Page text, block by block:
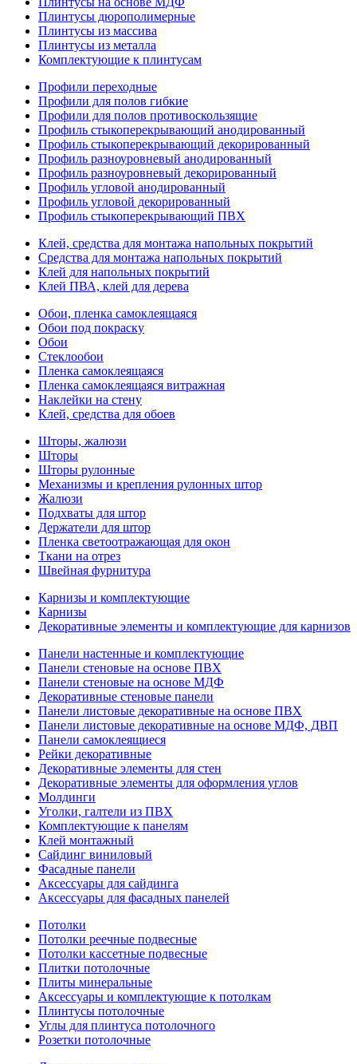
Плинтусы дюрополимерные
Плинтусы из массива
Плинтусы из металла
Комплектующие к плинтусам
Профили переходные
Профили для полов гибкие
Профили для полов противоскользящие
Профиль стыкоперекрывающий анодированный
Профиль стыкоперекрывающий декорированный
Профиль разноуровневый анодированный
Профиль разноуровневый декорированный
Профиль угловой анодированный
Профиль угловой декорированный
Профиль стыкоперекрывающий ПВХ
Клей, средства для монтажа напольных покрытий
Средства для монтажа напольных покрытий
Клей для напольных покрытий
Клей ПВА, клей для дерева
Обои, пленка самоклеящаяся
Обои под покраску
Обои
Стеклообои
Пленка самоклеящаяся
Пленка самоклеящаяся витражная
Наклейки на стену
Клей, средства для обоев
Шторы, жалюзи
Шторы
Шторы рулонные
Механизмы и крепления рулонных штор
Жалюзи
Подхваты для штор
Держатели для штор
Пленка светоотражающая для окон
Ткани на отрез
Швейная фурнитура
Карнизы и комплектующие
Карнизы
Декоративные элементы и комплектующие для карнизов
Панели настенные и комплектующие
Панели стеновые на основе ПВХ
Панели стеновые на основе МДФ
Декоративные стеновые панели
Панели листовые декоративные на основе ПВХ
Панели листовые декоративные на основе МДФ, ДВП
Панели самоклеящиеся
Рейки декоративные
Декоративные элементы для стен
Декоративные элементы для оформления углов
Молдинги
Уголки, галтели из ПВХ
Комплектующие к панелям
Клей монтажный
Сайдинг виниловый
Фасадные панели
Аксессуары для сайдинга
Аксессуары для фасадных панелей
Потолки
Потолки реечные подвесные
Потолки кассетные подвесные
Плитки потолочные
Плиты минеральные
Аксессуары и комплектующие к потолкам
Плинтусы потолочные
Углы для плинтуса потолочного
Розетки потолочные